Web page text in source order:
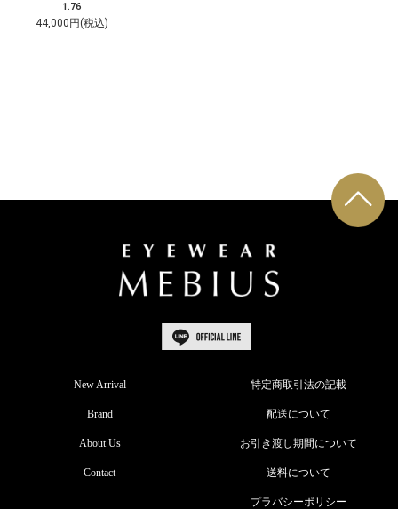
1.76
44,000円(税込)
New Arrival
Brand
About Us
Contact
特定商取引法の記載
配送について
お引き渡し期間について
送料について
プラバシーポリシー